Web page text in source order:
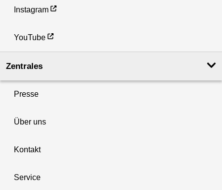
Instagram
YouTube
Zentrales
Presse
Über uns
Kontakt
Service